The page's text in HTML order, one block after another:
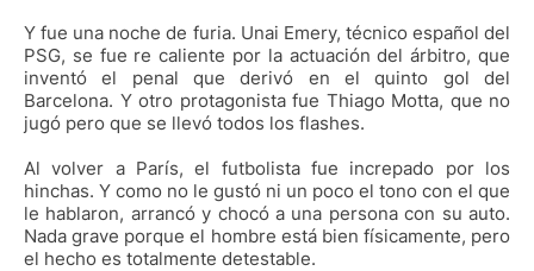
Y fue una noche de furia. Unai Emery, técnico español del
PSG, se fue re caliente por la actuación del árbitro, que
inventó el penal que derivó en el quinto gol del
Barcelona. Y otro protagonista fue Thiago Motta, que no
jugó pero que se llevó todos los flashes.
Al volver a París, el futbolista fue increpado por los
hinchas. Y como no le gustó ni un poco el tono con el que
le hablaron, arrancó y chocó a una persona con su auto.
Nada grave porque el hombre está bien físicamente, pero
el hecho es totalmente detestable.